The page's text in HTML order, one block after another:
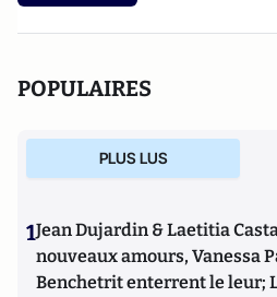
POPULAIRES
PLUS LUS
1Jean Dujardin & Laetitia
nouveaux amours, Vanessa
Benchetrit enterrent le leur;